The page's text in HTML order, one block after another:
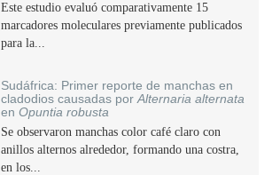
Este estudio evaluó comparativamente 15
marcadores moleculares previamente publicados
para la...
Sudáfrica: Primer reporte de manchas en
cladodios causadas por Alternaria alternata
en Opuntia robusta
Se observaron manchas color café claro con
anillos alternos alrededor, formando una costra,
en los...